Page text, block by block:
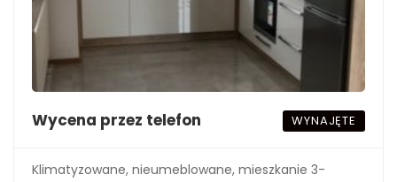
Wycena przez telefon WYNAJĘTE
Klimatyzowane, nieumeblowane, mieszkanie 3-